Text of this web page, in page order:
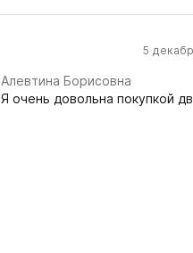
5
Алевтина Борисовна
Я очень довольна покупкой